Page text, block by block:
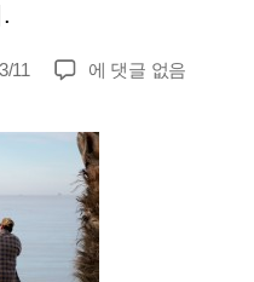
11
2014-
at
09-
52-
24
에 댓글 없음